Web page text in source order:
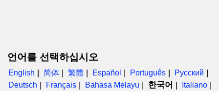
언어를 선택하십시오
English 简体 繁體 Español Português
Русский
Deutsch
Français Bahasa Melayu 한국어 Italiano